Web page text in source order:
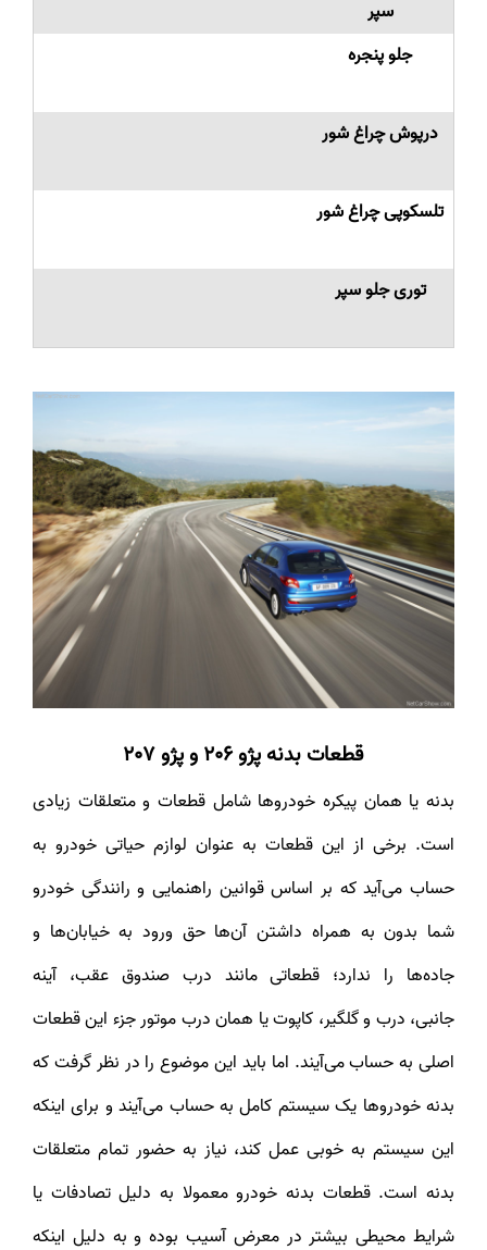
سپر
جلو پنجره
درپوش چراغ شور
تلسکوپی چراغ شور
توری جلو سپر
قطعات بدنه پژو 206 و پژو 207
بدنه یا همان پیکره خودروها شامل قطعات و متعلقات زیادی
است. برخی از این قطعات به عنوان لوازم حیاتی خودرو به
حساب می‌آید که بر اساس قوانین راهنمایی و رانندگی خودرو
شما بدون به همراه داشتن آن‌ها حق ورود به خیابان‌ها و
جاده‌ها را ندارد؛ قطعاتی مانند درب صندوق عقب، آینه
جانبی، درب و گلگیر، کاپوت یا همان درب موتور جزء این قطعات
اصلی به حساب می‌آیند. اما باید این موضوع را در نظر گرفت که
بدنه خودروها یک سیستم کامل به حساب می‌آیند و برای اینکه
این سیستم به خوبی عمل کند، نیاز به حضور تمام متعلقات
بدنه است. قطعات بدنه خودرو معمولا به دلیل تصادفات یا
شرایط محیطی بیشتر در معرض آسیب بوده و به دلیل اینکه